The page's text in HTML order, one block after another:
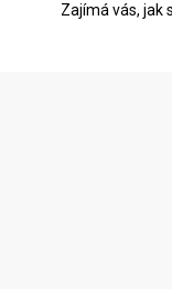
Zajímá vás, jak